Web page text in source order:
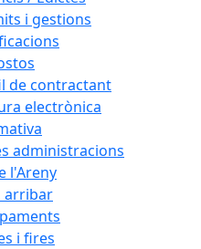
i gestions
de contractant
electrònica
administracions
l'Areny
arribar
i fires